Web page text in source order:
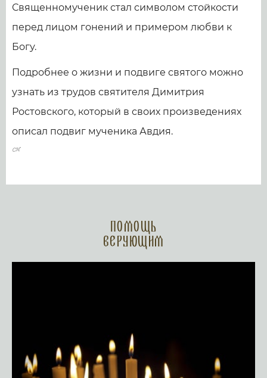
Священномученик стал символом стойкости
перед лицом гонений и примером любви к
Богу.
Подробнее о жизни и подвиге святого можно
узнать из трудов святителя Димитрия
Ростовского, который в своих произведениях
описал подвиг мученика Авдия.
Помощь
верующим